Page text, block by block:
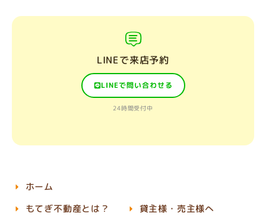
LINEで来店予約
LINEで問い合わせる
24時間受付中
ホーム
もてぎ不動産とは？
貸主様・売主様へ